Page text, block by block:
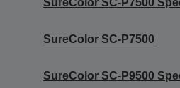
SureColor SC-P7500
SureColor SC-P9500